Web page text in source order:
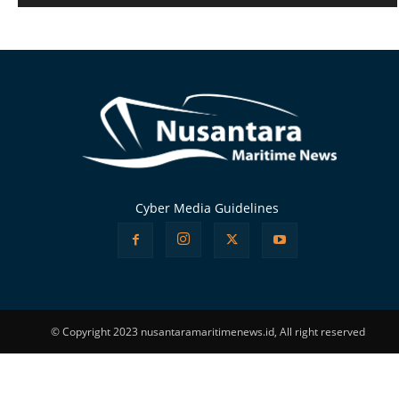
Cyber Media Guidelines
© Copyright 2023 nusantaramaritimenews.id, All right reserved